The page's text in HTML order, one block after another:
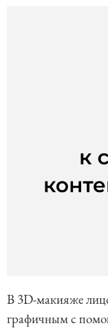
В 3D-макияже
графичным с